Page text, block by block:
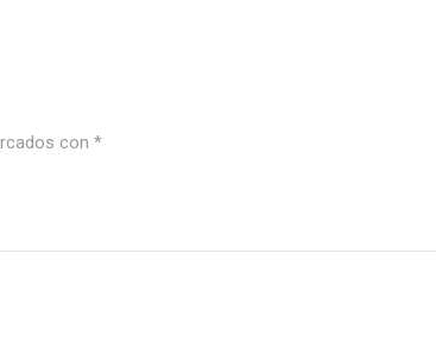
con *